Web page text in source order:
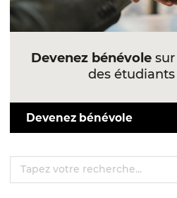
Devenez bénévolesur
des
Devenez bénévole